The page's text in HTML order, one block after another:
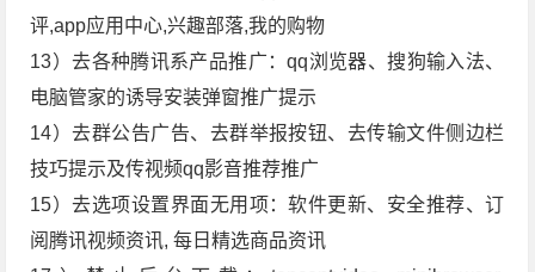
评,app应用中心,兴趣部落,我的购物
13）去各种腾讯系产品推广：qq浏览器、搜狗输入法、
电脑管家的诱导安装弹窗推广提示
14）去群公告广告、去群举报按钮、去传输文件侧边栏
技巧提示及传视频qq影音推荐推广
15）去选项设置界面无用项：软件更新、安全推荐、订
阅腾讯视频资讯, 每日精选商品资讯